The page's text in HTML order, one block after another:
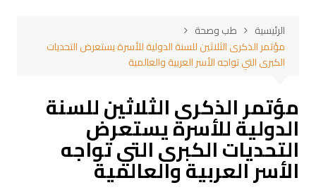
الرئيسية
طب وصحة
مؤتمر الذكرى الثلاثين للسنة الدولية للأسرة يستعرض التحديات
الكبرى التي تواجه الأسر العربية والعالمية
مؤتمر الذكرى الثلاثين للسنة
الدولية للأسرة يستعرض
التحديات الكبرى التي تواجه
الأسر العربية والعالمية